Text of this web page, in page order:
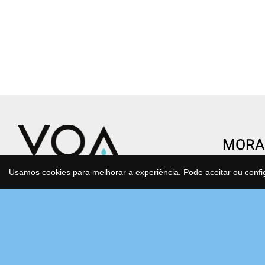
Transforme o gesto de beber água
Usamos cookies para melhorar a experiência. Pode aceitar ou